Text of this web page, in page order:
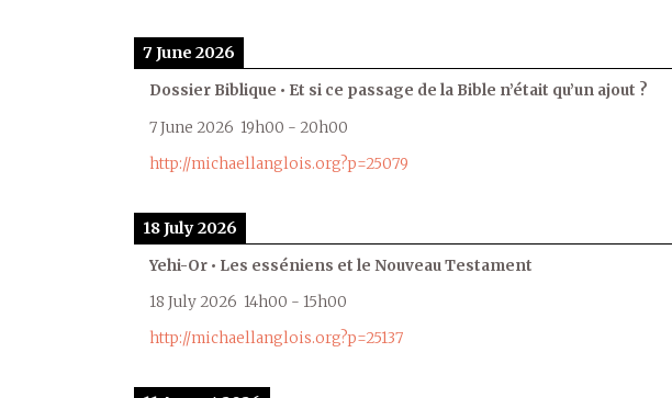
7 June 2026
Dossier Biblique • Et si ce passage de la Bible n’était qu’un ajout ?
7 June 2026 19h00 - 20h00
http://michaellanglois.org?p=25079
18 July 2026
Yehi-Or • Les esséniens et le Nouveau Testament
18 July 2026 14h00 - 15h00
http://michaellanglois.org?p=25137